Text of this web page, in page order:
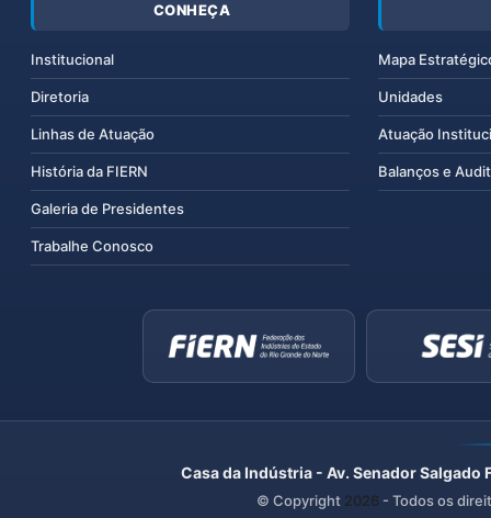
CONHEÇA
Institucional
Diretoria
Linhas de Atuação
História da FIERN
Galeria de Presidentes
Trabalhe Conosco
Mapa
Unidades
Atuação
Balanços e
Casa da Indústria - Av. Senador
© Copyright 2026 - Todos os